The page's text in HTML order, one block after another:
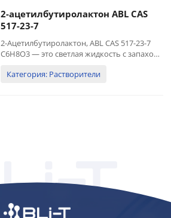
2-ацетилбутиролактон ABL CAS
517-23-7
2-Ацетилбутиролактон, ABL CAS 517-23-7
C6H8O3 — это светлая жидкость с запахом
-13°C, растворимость в воде 20% (объем),
Категория: Растворители